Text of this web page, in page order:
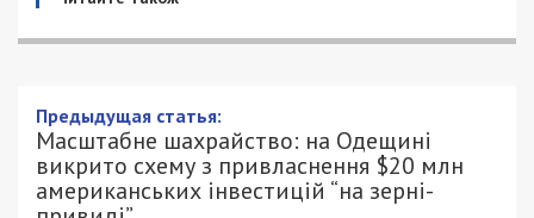
Масштабне шахрайство: на Одещині
викрито схему з привласнення $20 млн
американських інвестицій “на зерні-